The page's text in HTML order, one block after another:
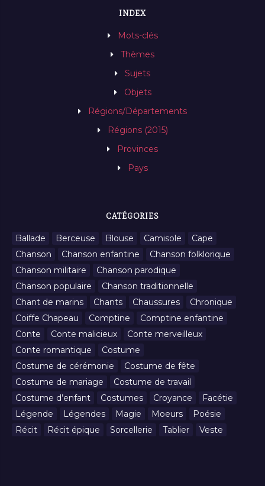
INDEX
Mots-clés
Thèmes
Sujets
Objets
Régions/Départements
Régions (2015)
Provinces
Pays
CATÉGORIES
Ballade Berceuse Blouse Camisole
Cape
Chanson
Chanson enfantine
Chanson folklorique
Chanson militaire
Chanson parodique
Chanson populaire
Chanson traditionnelle
Chant de marins
Chants Chaussures
Chronique
Coiffe Chapeau
Comptine
Comptine enfantine
Conte
Conte malicieux
Conte merveilleux
Conte romantique
Costume
Costume de cérémonie
Costume de fête
Costume de mariage
Costume de travail
Costume d’enfant
Costumes Croyance
Facétie
Légende
Légendes Magie Moeurs
Poésie
Récit
Récit épique Sorcellerie Tablier Veste